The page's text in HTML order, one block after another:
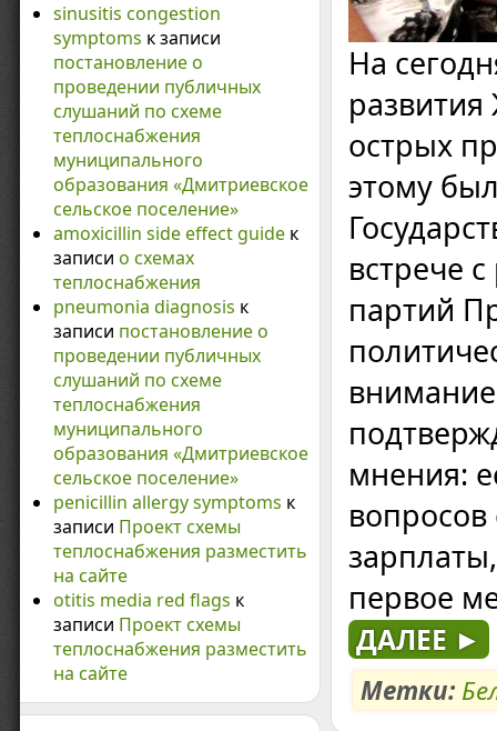
sinusitis congestion
symptoms к записи
постановление о
проведении публичных
слушаний по схеме
теплоснабжения
муниципального
образования «Дмитриевское
сельское поселение»
amoxicillin side effect guideк
записи о схемах
теплоснабжения
pneumonia diagnosis к
записи постановление о
проведении публичных
слушаний по схеме
теплоснабжения
муниципального
образования «Дмитриевское
сельское поселение»
penicillin allergy symptoms к
записи Проект схемы
теплоснабжения разместить
на сайте
otitis media red flags к
записи Проект схемы
теплоснабжения разместить
на сайте
На
острых
этому
встрече
партий
мнения:
первое
ДАЛЕЕ ►
Метки: